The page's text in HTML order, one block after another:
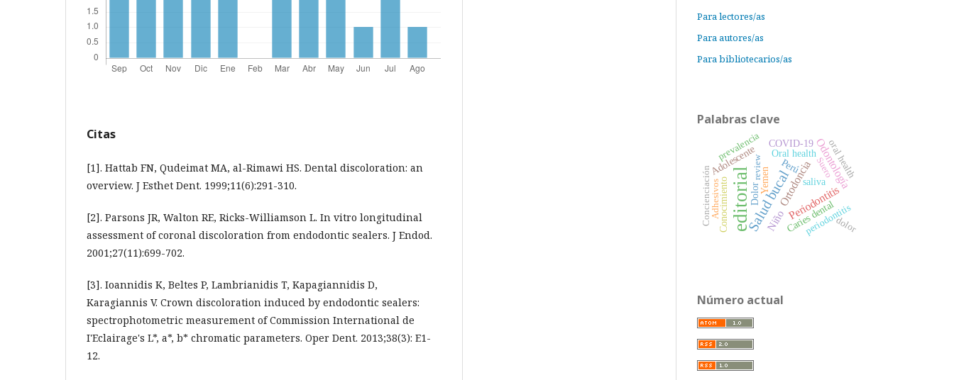
Citas
[1]. Hattab FN, Qudeimat MA, al-Rimawi HS. Dental discoloration: an
overview. J Esthet Dent. 1999;11(6):291-310.
[2]. Parsons JR, Walton RE, Ricks-Williamson L. In vitro longitudinal
assessment of coronal discoloration from endodontic sealers. J Endod.
2001;27(11):699-702.
[3]. Ioannidis K, Beltes P, Lambrianidis T, Kapagiannidis D,
Karagiannis V. Crown discoloration induced by endodontic sealers:
spectrophotometric measurement of Commission International de
I'Eclairage's L*, a*, b* chromatic parameters. Oper Dent. 2013;38(3): E1-
12.
Para lectores/as
Para autores/as
Para bibliotecarios/as
Palabras clave
editorialSalud bucalOrtodoncia
Periodontitis
Odontología
NiñoCaries dental
Perú
Oral health
Adolescente
periodontitis
saliva
Yemen
oral health
prevalencia
Dolor
dolor
Conocimiento
COVID-19
Adhesivos
Concienciación review Suero
Número actual